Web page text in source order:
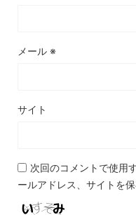
メール ※
サイト
次回のコメントで使用
ールアドレス、サイトを保